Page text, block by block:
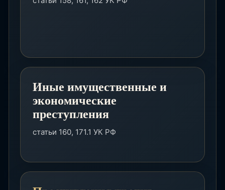
Иные имущественные и
экономические
преступления
статьи 160, 171.1 УК РФ